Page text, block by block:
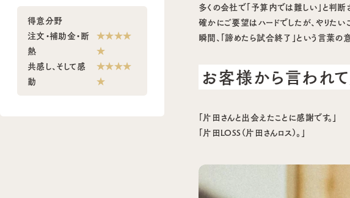
得意分野
注文・補助金・断
熱
★★★★
★
共感し、そして感
動
★★★★
★
多くの会社で「予算内では難しい」と判
確かにご要望はハードでしたが、やりたい
瞬間、「諦めたら試合終了」という言葉の
お客様から言われ
「片田さんと出会えたことに感謝です。」
「片田LOSS（片田さんロス）。」